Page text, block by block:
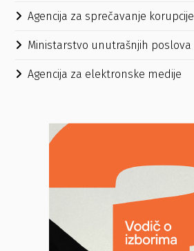
Agencija za sprečavanje korupcije
Ministarstvo unutrašnjih poslova
Agencija za elektronske medije